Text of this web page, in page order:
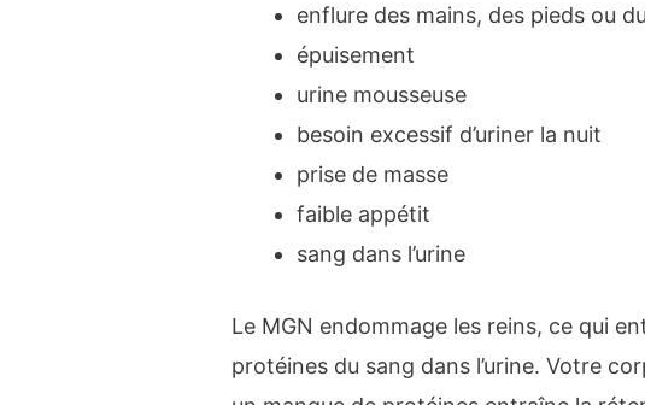
enflure des mains, des pieds ou
épuisement
urine mousseuse
besoin excessif d’uriner la nuit
prise de masse
faible appétit
sang dans l’urine
Le MGN endommage les reins, ce qui
protéines du sang dans l’urine. Votre